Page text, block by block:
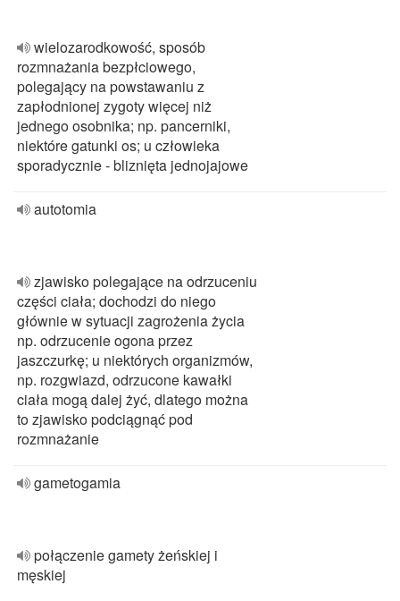
wielozarodkowość, sposób
rozmnażania bezpłciowego,
polegający na powstawaniu z
zapłodnionej zygoty więcej niż
jednego osobnika; np. pancerniki,
niektóre gatunki os; u człowieka
sporadycznie - bliznięta jednojajowe
autotomia
zjawisko polegające na odrzuceniu
części ciała; dochodzi do niego
głównie w sytuacji zagrożenia życia
np. odrzucenie ogona przez
jaszczurkę; u niektórych organizmów,
np. rozgwiazd, odrzucone kawałki
ciała mogą dalej żyć, dlatego można
to zjawisko podciągnąć pod
rozmnażanie
gametogamia
połączenie gamety żeńskiej i
męskiej